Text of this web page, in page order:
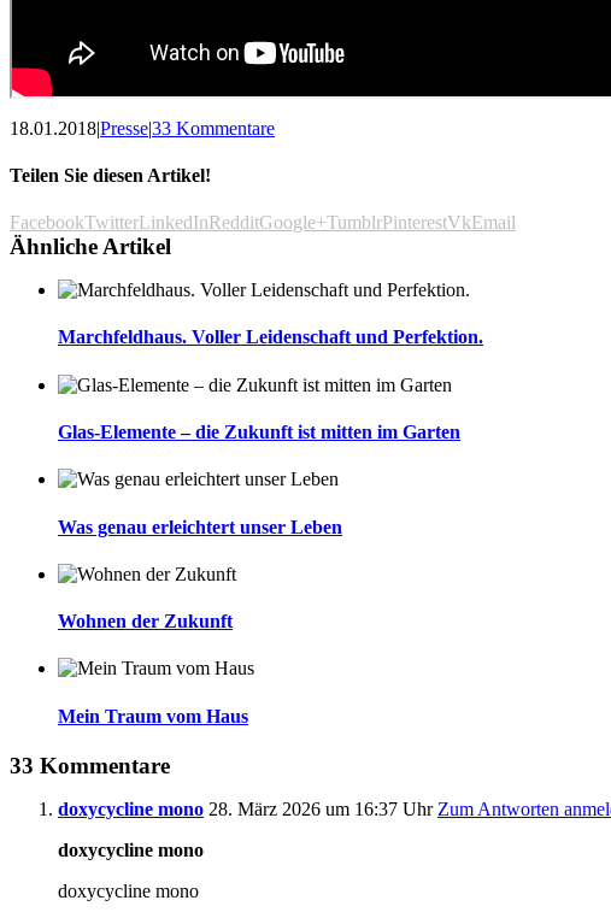
18.01.2018|Presse|33 Kommentare
Teilen Sie diesen Artikel!
FacebookTwitterLinkedInRedditGoogle+TumblrPinterestVkEmail
Ähnliche Artikel
Marchfeldhaus. Voller Leidenschaft und Perfektion.
Glas-Elemente – die Zukunft ist mitten im Garten
Was genau erleichtert unser Leben
Wohnen der Zukunft
Mein Traum vom Haus
33 Kommentare
doxycycline mono 28. März 2026 um 16:37 Uhr Zum Antworten
doxycycline mono
doxycycline mono